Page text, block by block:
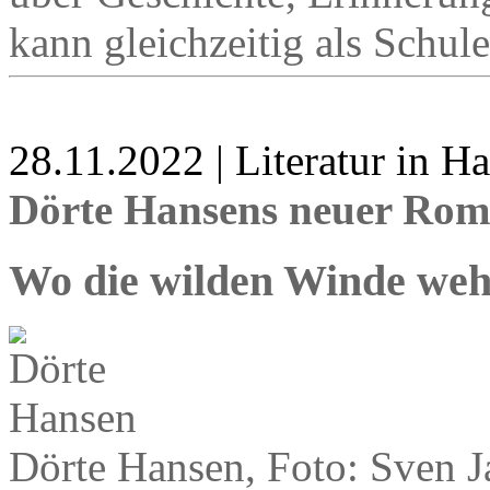
kann gleichzeitig als
28.11.2022 | Literatur in
Dörte Hansens neuer
Wo die wilden Winde
Dörte Hansen, Foto: Sven